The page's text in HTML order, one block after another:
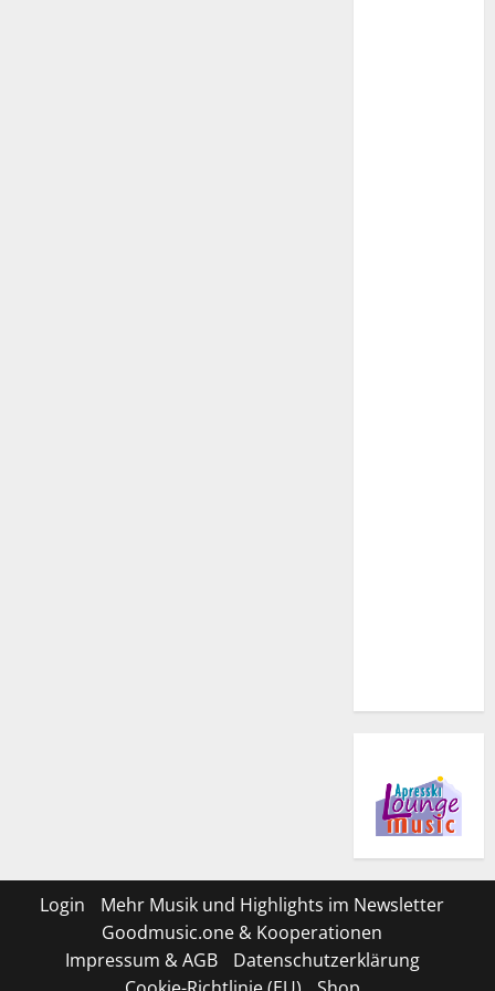
Login
Mehr Musik und Highlights im Newsletter
Goodmusic.one & Kooperationen
Impressum & AGB
Datenschutzerklärung